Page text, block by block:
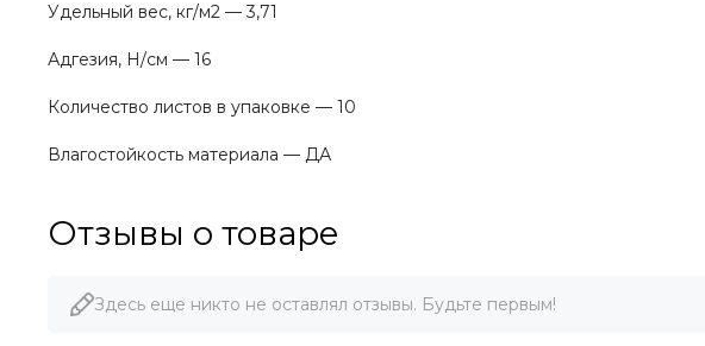
Удельный вес, кг/м2 — 3,71
Адгезия, Н/см — 16
Количество листов в упаковке — 10
Влагостойкость материала — ДА
Отзывы о товаре
Здесь еще никто не оставлял отзывы. Будьте первым!